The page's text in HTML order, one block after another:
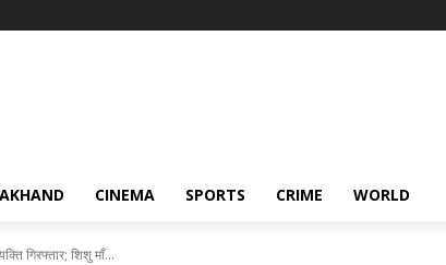
CINEMA SPORTS CRIME WORLD
गिरफ्तार; शिशु माँ...